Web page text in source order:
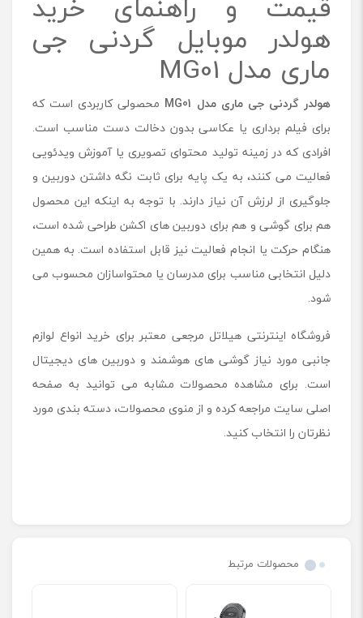
هولدر موبایل گردنی جی
ماری مدل MG01
هولدر گردنی جی ماری مدل MG01 محصولی کاربردی است که
برای فیلم برداری یا عکاسی بدون دخالت دست مناسب است.
افرادی که در زمینه تولید محتوای تصویری یا آموزش ویدئویی
فعالیت می کنند، به یک پایه برای ثابت نگه داشتن دوربین و
جلوگیری از لرزش آن نیاز دارند. با توجه به اینکه این محصول
هم برای گوشی و هم برای دوربین های اکشن طراحی شده است،
هنگام حرکت یا انجام فعالیت نیز قابل استفاده است. به همین
دلیل انتخابی مناسب برای مدرسان یا محتواسازان محسوب می
شود.
فروشگاه اینترنتی هیلاتل مرجعی معتبر برای خرید انواع لوازم
جانبی مورد نیاز گوشی های هوشمند و دوربین های دیجیتال
است. برای مشاهده محصولات مشابه می توانید به صفحه
اصلی سایت مراجعه کرده و از منوی محصولات، دسته بندی مورد
نظرتان را انتخاب کنید.
محصولات مرتبط